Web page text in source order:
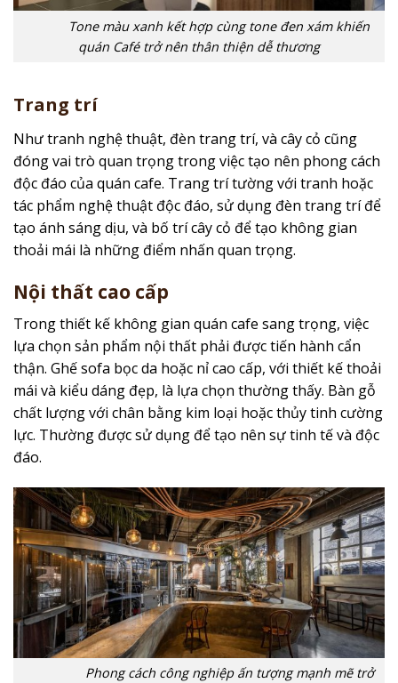
Tone màu xanh kết hợp cùng tone đen xám khiến
quán Café trở nên thân thiện dễ thương
Trang trí
Như tranh nghệ thuật, đèn trang trí, và cây cỏ cũng
đóng vai trò quan trọng trong việc tạo nên phong cách
độc đáo của quán cafe. Trang trí tường với tranh hoặc
tác phẩm nghệ thuật độc đáo, sử dụng đèn trang trí để
tạo ánh sáng dịu, và bố trí cây cỏ để tạo không gian
thoải mái là những điểm nhấn quan trọng.
Nội thất cao cấp
Trong thiết kế không gian quán cafe sang trọng, việc
lựa chọn sản phẩm nội thất phải được tiến hành cẩn
thận. Ghế sofa bọc da hoặc nỉ cao cấp, với thiết kế thoải
mái và kiểu dáng đẹp, là lựa chọn thường thấy. Bàn gỗ
chất lượng với chân bằng kim loại hoặc thủy tinh cường
lực. Thường được sử dụng để tạo nên sự tinh tế và độc
đáo.
Phong cách công nghiệp ấn tượng mạnh mẽ trở